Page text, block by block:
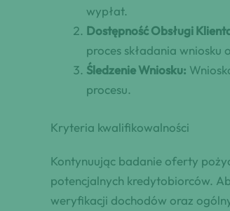
wypłat.
Dostępność Obsługi
proces składania wniosku
Śledzenie Wniosku:
procesu.
Kryteria kwalifikowalności
Kontynuując badanie oferty
potencjalnych kredytobiorców.
weryfikacji dochodów oraz